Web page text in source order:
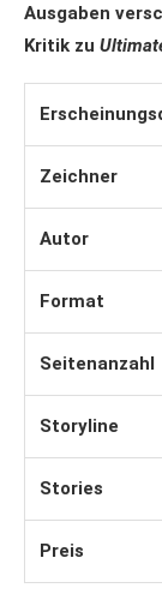
Ausgaben
Kritik zu
Zeichner
Autor
Format
Seitenanzahl
Storyline
Stories
Preis